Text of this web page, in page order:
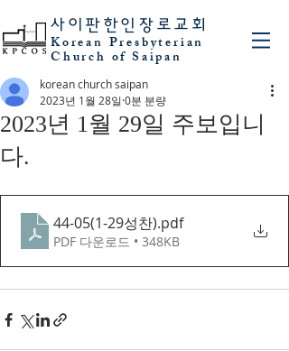
사이판 한인장로교회
Korean Presbyterian
Church of Saipan
2023년 1월 29일 주보입니
다.
korean church saipan
2023년 1월 28일 0분 분량
44-05(1-29성찬).pdf
PDF 다운로드 • 348KB